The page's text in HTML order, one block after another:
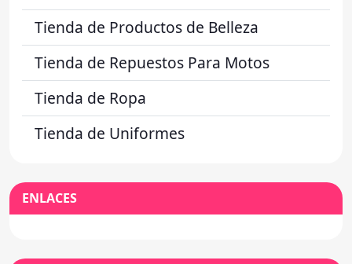
Tienda de Productos de Belleza
Tienda de Repuestos Para Motos
Tienda de Ropa
Tienda de Uniformes
ENLACES